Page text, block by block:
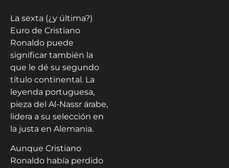
La sexta (¿y última?)
Euro de Cristiano
Ronaldo puede
significar también la
que le dé su segundo
título continental. La
leyenda portuguesa,
pieza del Al-Nassr árabe,
lidera a su selección en
la justa en Alemania.
Aunque Cristiano
Ronaldo había perdido